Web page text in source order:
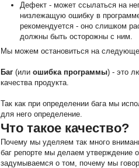
Дефект - может ссылаться на
низлежащую ошибку в
рекомендуется - оно слишком
должны быть осторожны с ним.
Мы можем остановиться на
Баг (или ошибка программы) - это
качества продукта.
Так как при определении бага мы
для него определение.
Что такое качество?
Почему мы уделяем так много
баг репорте мы делаем утверждение
задумываемся о том, почему мы